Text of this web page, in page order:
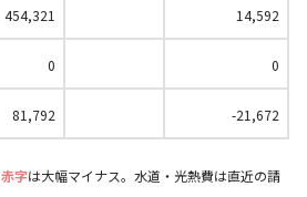
454,321 14,592
0 0
81,792 -21,672
赤字は大幅マイナス。水道・光熱費は直近の請